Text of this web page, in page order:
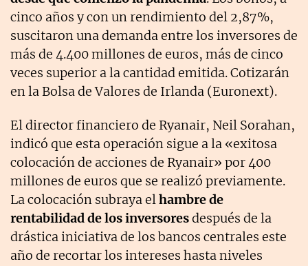
cinco años y con un rendimiento del 2,87%,
suscitaron una demanda entre los inversores de
más de 4.400 millones de euros, más de cinco
veces superior a la cantidad emitida. Cotizarán
en la Bolsa de Valores de Irlanda (Euronext).
El director financiero de Ryanair, Neil Sorahan,
indicó que esta operación sigue a la «exitosa
colocación de acciones de Ryanair» por 400
millones de euros que se realizó previamente.
La colocación subraya elhambre de
rentabilidad de los inversoresdespués de la
drástica iniciativa de los bancos centrales este
año de recortar los intereses hasta niveles